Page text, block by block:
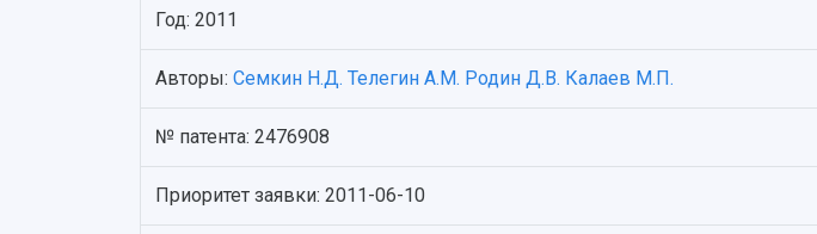
Год: 2011
Авторы: Семкин Н.Д. Телегин А.М. Родин Д.В. Калаев М.П.
№ патента: 2476908
Приоритет заявки: 2011-06-10